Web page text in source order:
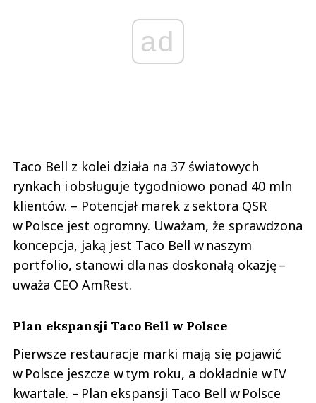
ad
Taco Bell z kolei działa na 37 światowych
rynkach i obsługuje tygodniowo ponad 40 mln
klientów. – Potencjał marek z sektora QSR
w Polsce jest ogromny. Uważam, że sprawdzona
koncepcja, jaką jest Taco Bell w naszym
portfolio, stanowi dla nas doskonałą okazję –
uważa CEO AmRest.
Plan ekspansji Taco Bell w Polsce
Pierwsze restauracje marki mają się pojawić
w Polsce jeszcze w tym roku, a dokładnie w IV
kwartale. – Plan ekspansji Taco Bell w Polsce